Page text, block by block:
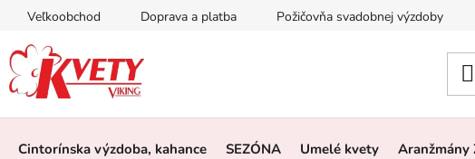
Prejsť
obsah
Veľkoobchod Doprava a platba Požičovňa svadobnej výzdoby
Cintorínska výzdoba, kahance SEZÓNA Umelé kvety Aranžmány